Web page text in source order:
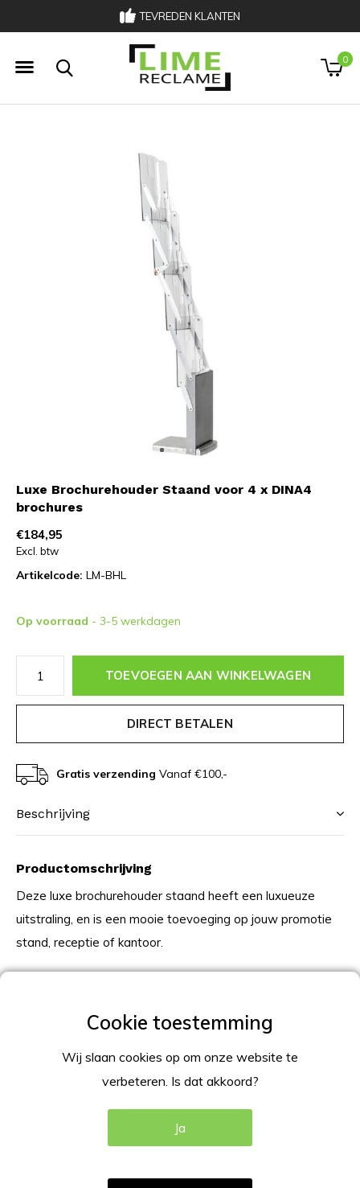
TEVREDEN KLANTEN
033 303 00 02
0
Luxe Brochurehouder Staand voor 4 x DINA4
brochures
€184,95
Excl. btw
Artikelcode: LM-BHL
Op voorraad - 3-5 werkdagen
TOEVOEGEN AAN WINKELWAGEN
DIRECT BETALEN
Gratis verzending Vanaf €100,-
Beschrijving
Productomschrijving
Deze luxe brochurehouder staand heeft een luxueuze
uitstraling, en is een mooie toevoeging op jouw promotie
stand, receptie of kantoor.
staand gemakkelijk in gebruik en snel op te zetten.
Voorzien van een stevige voet, maakt deze
brochurehouder erg stabiel en degelijk.
Transparante acryl houders
Wij slaan cookies op om onze website te
verbeteren. Is dat akkoord?
Ja